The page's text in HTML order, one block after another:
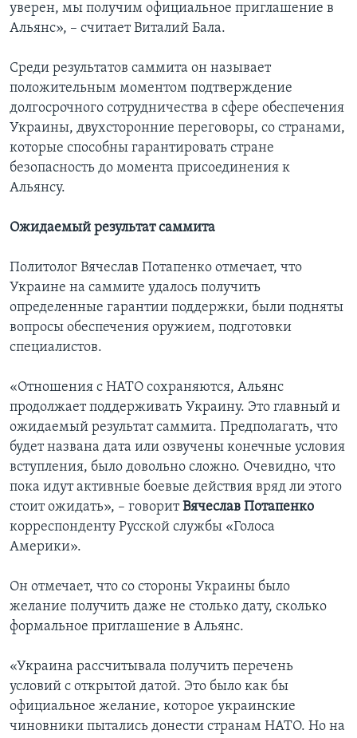
уверен, мы получим официальное приглашение в
Альянс», – считает Виталий Бала.
Среди результатов саммита он называет
положительным моментом подтверждение
долгосрочного сотрудничества в сфере обеспечения
Украины, двухсторонние переговоры, со странами,
которые способны гарантировать стране
безопасность до момента присоединения к
Альянсу.
Ожидаемый результат саммита
Политолог Вячеслав Потапенко отмечает, что
Украине на саммите удалось получить
определенные гарантии поддержки, были подняты
вопросы обеспечения оружием, подготовки
специалистов.
«Отношения с НАТО сохраняются, Альянс
продолжает поддерживать Украину. Это главный и
ожидаемый результат саммита. Предполагать, что
будет названа дата или озвучены конечные условия
вступления, было довольно сложно. Очевидно, что
пока идут активные боевые действия вряд ли этого
стоит ожидать», – говоритВячеслав Потапенко
корреспонденту Русской службы «Голоса
Америки».
Он отмечает, что со стороны Украины было
желание получить даже не столько дату, сколько
формальное приглашение в Альянс.
«Украина рассчитывала получить перечень
условий с открытой датой. Это было как бы
официальное желание, которое украинские
чиновники пытались донести странам НАТО. Но на